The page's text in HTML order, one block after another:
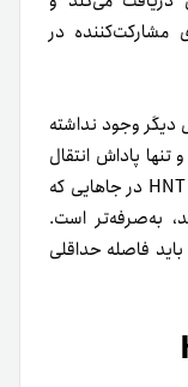
مشارکت‌کننده در
دیگر وجود نداشته
پاداش انتقال
داده به او تعلق می‌گیرد. در‌نتیجه، استخراج HNT در جاهایی که
به‌صرفه‌تر است.
فاصله‌ حداقلی